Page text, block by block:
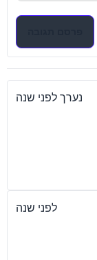
נערך לפני שנה
לפני שנה